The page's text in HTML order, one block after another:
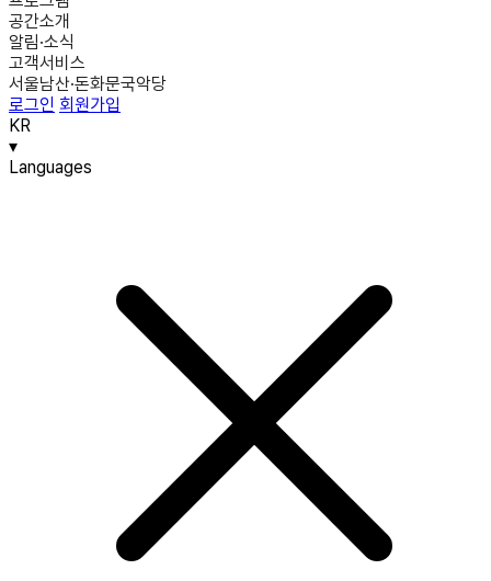
공간소개
알림·소식
고객서비스
서울남산·돈화문국악당
로그인 회원가입
KR
▾
Languages